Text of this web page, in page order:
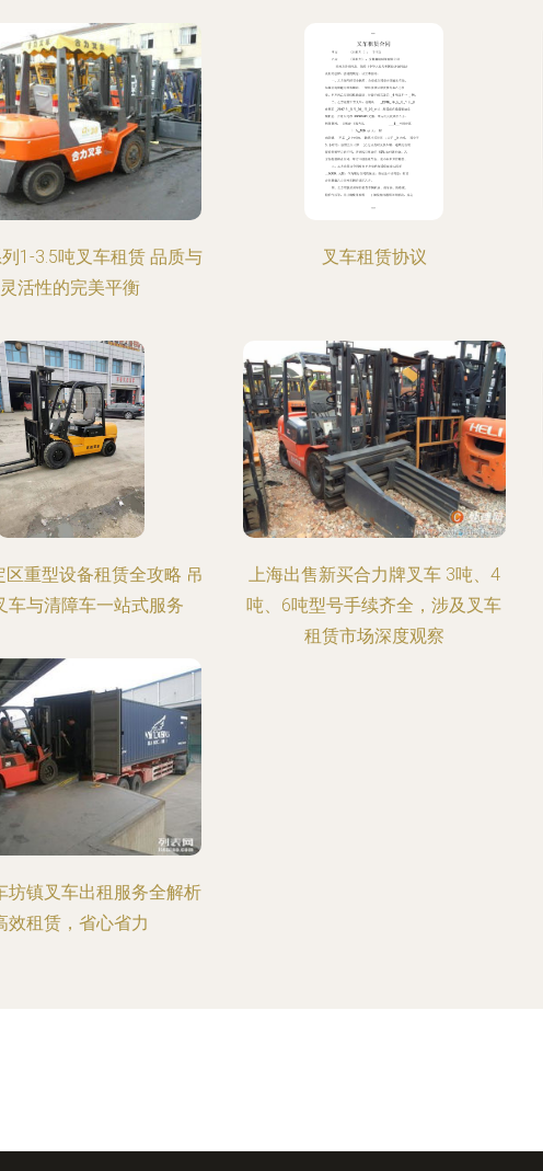
1-3.5吨叉车租赁 品质与
灵活性的完美平衡
叉车租赁协议
区重型设备租赁全攻略 吊
车与清障车一站式服务
上海出售新买合力牌叉车 3吨、4
吨、6吨型号手续齐全，涉及叉车
租赁市场深度观察
坊镇叉车出租服务全解析
效租赁，省心省力